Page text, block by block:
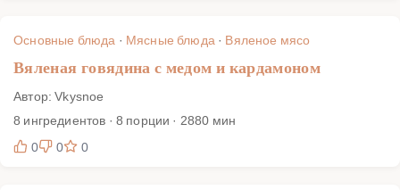
Основные блюда · Мясные блюда· Вяленое мясо
Вяленая говядина с медом и кардамоном
Автор: Vkysnoe
8 ингредиентов · 8 порции · 2880 мин
0
0 0